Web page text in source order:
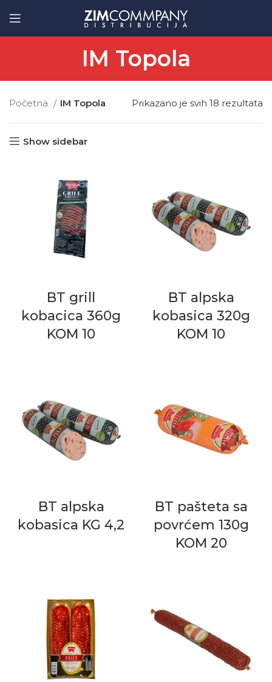
IM Topola
Početna IM Topola Prikazano je svih 18 rezultata
Show sidebar
BT grill
kobacica 360g
KOM 10
BT alpska
kobasica 320g
KOM 10
BT alpska
kobasica KG 4,2
BT pašteta sa
povrćem 130g
KOM 20